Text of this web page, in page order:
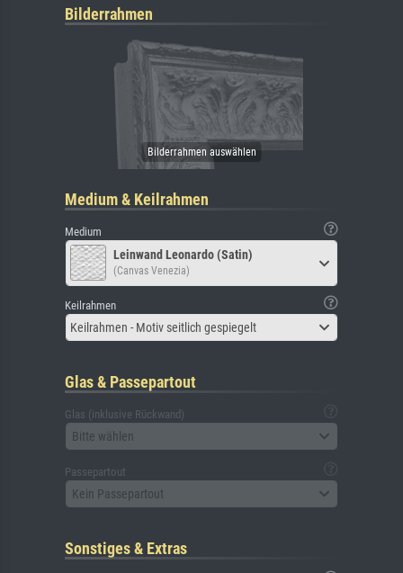
Bilderrahmen
Medium & Keilrahmen
Medium
Leinwand Leonardo (Satin)
(Canvas Venezia)
Keilrahmen
Keilrahmen - Motiv seitlich gespiegelt
Glas & Passepartout
Glas (inklusive Rückwand)
Bitte wählen
Passepartout
Kein Passepartout
Sonstiges & Extras